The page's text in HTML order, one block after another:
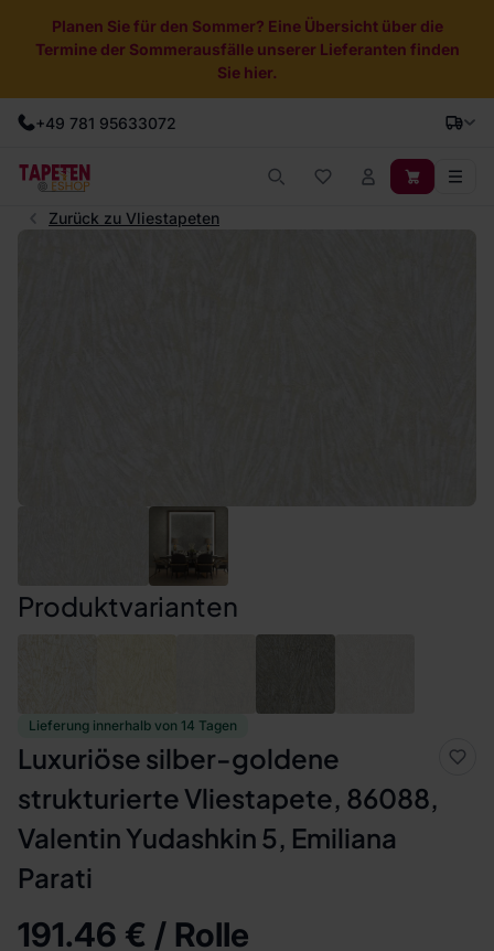
Planen Sie für den Sommer? Eine Übersicht über die
Termine der Sommerausfälle unserer Lieferanten finden
Sie hier.
+49 781 95633072
Zurück zu Vliestapeten
Lieferung innerhalb von 14 Tagen
Luxuriöse silber-goldene
strukturierte Vliestapete, 86088,
Valentin Yudashkin 5, Emiliana
Parati
191.46 € / Rolle
Produktvarianten